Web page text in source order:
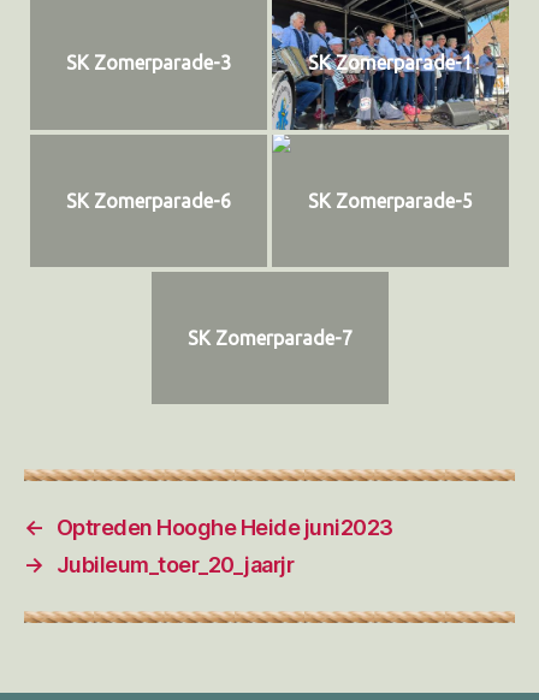
SK Zomerparade-3 SK Zomerparade-1
SK Zomerparade-6 SK Zomerparade-5
SK Zomerparade-7
←
Optreden Hooghe Heide juni2023
→
Jubileum_toer_20_jaarjr